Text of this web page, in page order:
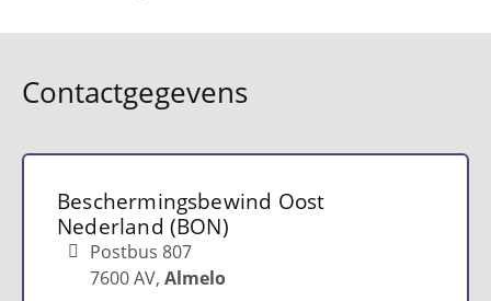
Contactgegevens
Beschermingsbewind Oost
Nederland (BON)
Postbus 807
7600 AV Almelo